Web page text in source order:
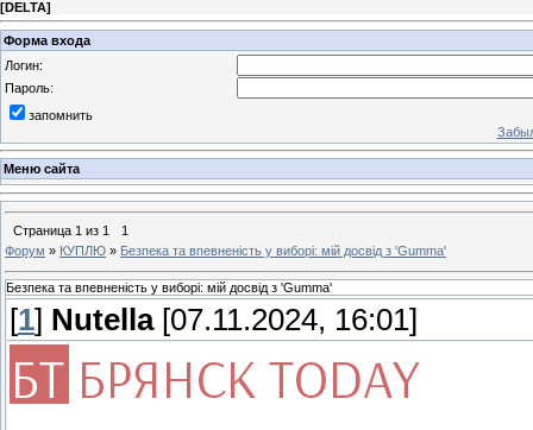
[DELTA]
Форма входа
Логин:
Пароль:
запомнить
Меню сайта
Страница 1 из 1
1
Форум » КУПЛЮ » Безпека та впевненість у виборі: мій досвід з 'Gumma'
Безпека та впевненість у виборі: мій досвід з 'Gumma'
[1] Nutella[07.11.2024, 16:01]